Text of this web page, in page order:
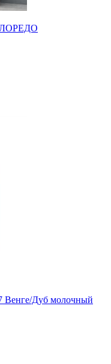
ЛОРЕДО
Венге/Дуб молочный